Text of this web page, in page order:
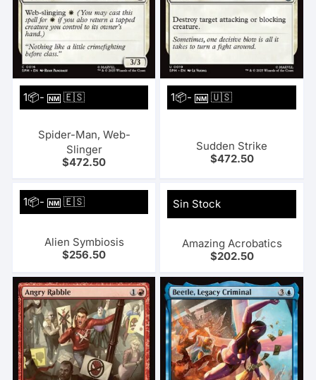
1📦-NM 🇪🇸
Spider-Man, Web-
Slinger
$472.50
1📦-NM 🇺🇸
Sudden Strike
$472.50
1📦-NM 🇪🇸
Alien Symbiosis
$256.50
Sin Stock
Amazing Acrobatics
$202.50